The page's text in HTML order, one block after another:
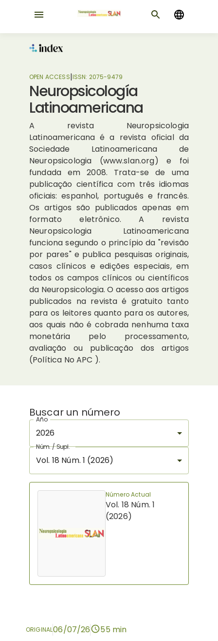
OPEN ACCESS|ISSN: 2075-9479
Neuropsicología
Latinoamericana
A revista Neuropsicologia
Latinoamericana é a revista oficial da
Sociedade Latinoamericana de
Neuropsicologia (www.slan.org) e foi
fundada em 2008. Trata-se de uma
publicação científica com três idiomas
oficiais: espanhol, português e francês.
Os artigos são publicados apenas em
formato eletrônico. A revista
Neuropsicologia Latinoamericana
funciona segundo o princípio da "revisão
por pares" e publica pesquisas originais,
casos clínicos e edições especiais, em
todos os campos clínicos ou científicos
da Neuropsicologia. O acesso aos artigos
publicados na revista é gratuito tanto
para os leitores quanto para os autores,
aos quais não é cobrada nenhuma taxa
monetária pelo processamento,
avaliação ou publicação dos artigos
(Política No APC ).
Buscar un número
Año
2026
Núm. / Supl.
Vol. 18 Núm. 1 (2026)
Número Actual
Vol. 18 Núm. 1
(2026)
ORIGINAL06/07/26 55 min